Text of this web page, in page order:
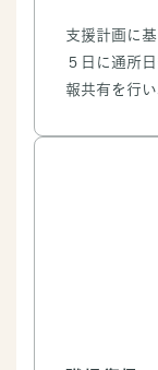
支援計画に
５日に通所
報共有を行